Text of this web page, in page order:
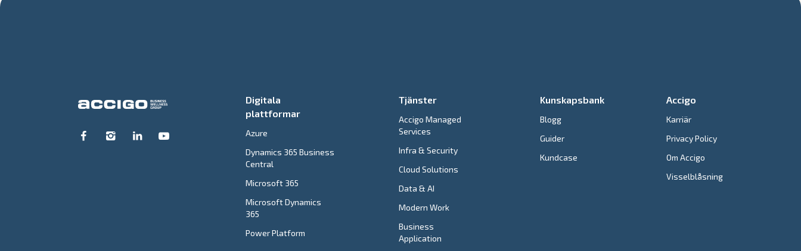
Digitala
plattformar
Azure
Dynamics 365 Business
Central
Microsoft 365
Microsoft Dynamics
365
Power Platform
Tjänster
Accigo Managed
Services
Infra & Security
Cloud Solutions
Data & AI
Modern Work
Business
Application
Kunskapsbank
Blogg
Guider
Kundcase
Accigo
Karriär
Privacy Policy
Om Accigo
Visselblåsning